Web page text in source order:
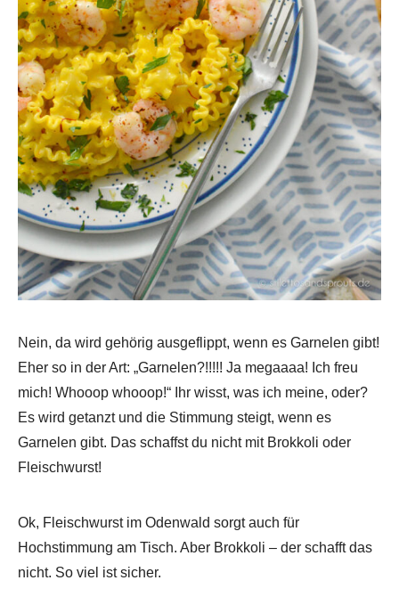
Nein, da wird gehörig ausgeflippt, wenn es Garnelen gibt!
Eher so in der Art: „Garnelen?!!!!! Ja megaaaa! Ich freu
mich! Whooop whooop!“ Ihr wisst, was ich meine, oder?
Es wird getanzt und die Stimmung steigt, wenn es
Garnelen gibt. Das schaffst du nicht mit Brokkoli oder
Fleischwurst!
Ok, Fleischwurst im Odenwald sorgt auch für
Hochstimmung am Tisch. Aber Brokkoli – der schafft das
nicht. So viel ist sicher.